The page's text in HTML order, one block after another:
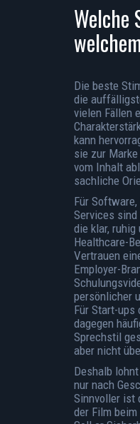
Welche
Die beste
die
vielen Fällen
kann
sie zur
vom Inhalt
sachliche
Für
Services
die klar,
Healthcare-
Vertrauen
Employer-
persönlicher
Für Start-ups
dagegen
Sprechstil
aber nicht
Deshalb
nur nach
Sinnvoller ist
der Film